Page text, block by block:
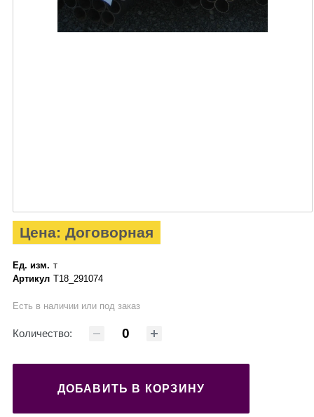
Цена: Договорная
Ед. изм. т
Артикул Т18_291074
Есть в наличии или под заказ
Количество:
ДОБАВИТЬ В КОРЗИНУ